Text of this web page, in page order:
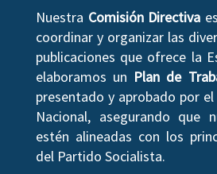
Nuestra Comisión Directiva
coordinar y organizar las
publicaciones que ofrece la
elaboramos un Plan de
presentado y aprobado por
Nacional, asegurando que
estén alineadas con los
del Partido Socialista.